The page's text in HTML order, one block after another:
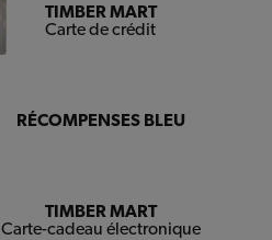
TIMBER MART
Carte de crédit
RÉCOMPENSES BLEU
TIMBER MART
Carte-cadeau électronique